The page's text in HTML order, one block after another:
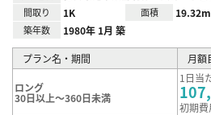
間取り 1K 面積
築年数 1980年 1月 築
プラン名・期間 月額
ロング
30日以上～360日未満
1日当
初期